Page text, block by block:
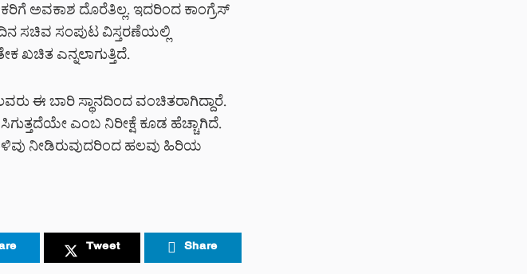
ಅವಕಾಶ ದೊರೆತಿಲ್ಲ. ಇದರಿಂದ ಕಾಂಗ್ರೆಸ್
ಸಚಿವ ಸಂಪುಟ ವಿಸ್ತರಣೆಯಲ್ಲಿ
ಖಚಿತ ಎನ್ನಲಾಗುತ್ತಿದೆ.
ಈ ಬಾರಿ ಸ್ಥಾನದಿಂದ ವಂಚಿತರಾಗಿದ್ದಾರೆ.
ಎಂಬ ನಿರೀಕ್ಷೆ ಕೂಡ ಹೆಚ್ಚಾಗಿದೆ.
ನೀಡಿರುವುದರಿಂದ ಹಲವು ಹಿರಿಯ
Tweet Share